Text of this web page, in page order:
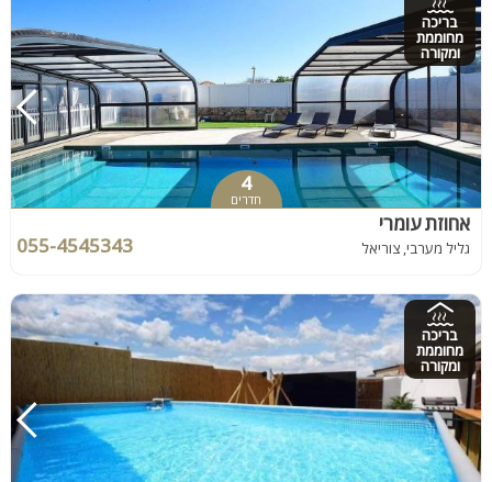
בריכה
מחוממת
ומקורה
4
חדרים
אחוזת עומרי
גליל מערבי, צוריאל 055-4545343
בריכה
מחוממת
ומקורה